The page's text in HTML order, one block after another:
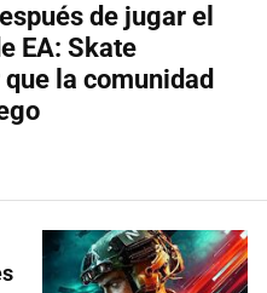
de jugar el
EA: Skate
la comunidad